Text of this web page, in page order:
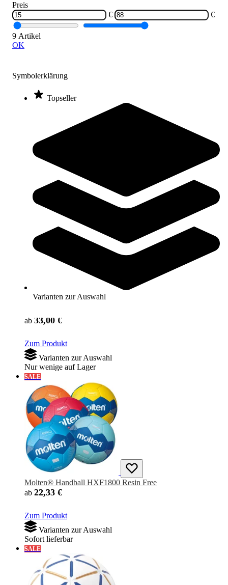
Preis
€
€
9 Artikel
OK
Symbolerklärung
Topseller
Varianten zur Auswahl
Varianten zur Auswahl
Sofort lieferbar
SALE
Kempa® Spectrum Synergy Primo
Zum Produkt
Varianten zur Auswahl
Nur wenige auf Lager
SALE
ab 33,00 €
Zum Produkt
Varianten zur Auswahl
Nur wenige auf Lager
SALE
Molten® Handball HXF1800 Resin Free
ab 22,33 €
Zum Produkt
Varianten zur Auswahl
Sofort lieferbar
SALE